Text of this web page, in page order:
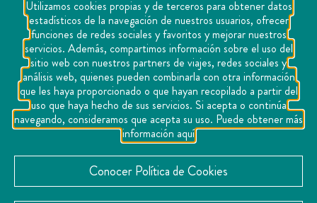
Copyright Querétaro Travel 2021 | v 1.1
Cookies
Aviso de privacidad
Directorio
Contacto
Utilizamos cookies propias y de terceros para obtener datos
estadísticos de la navegación de nuestros usuarios, ofrecer
funciones de redes sociales y favoritos y mejorar nuestros
servicios. Además, compartimos información sobre el uso del
sitio web con nuestros partners de viajes, redes sociales y
análisis web, quienes pueden combinarla con otra información
que les haya proporcionado o que hayan recopilado a partir del
uso que haya hecho de sus servicios. Si acepta o continúa
navegando, consideramos que acepta su uso. Puede obtener más
información aquí
Conocer Política de Cookies